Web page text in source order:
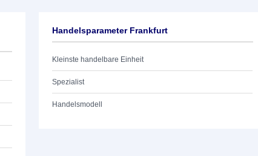
Handelsparameter Frankfurt
Kleinste handelbare Einheit
Spezialist
Handelsmodell